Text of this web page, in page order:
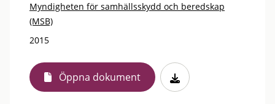
Myndigheten för samhällsskydd och beredskap
(MSB)
2015
Öppna dokument